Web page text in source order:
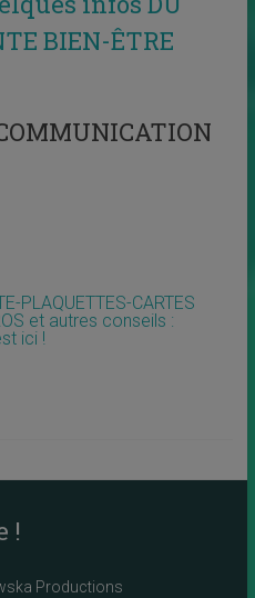
BIEN-ÊTRE
PLAQUETTES-CARTES
et autres conseils :
ici !
!
Productions